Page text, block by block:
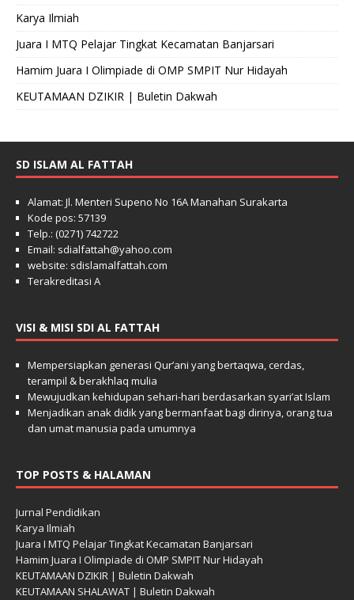
Karya Ilmiah
Juara I MTQ Pelajar Tingkat Kecamatan Banjarsari
Hamim Juara I Olimpiade di OMP SMPIT Nur Hidayah
KEUTAMAAN DZIKIR | Buletin Dakwah
SD ISLAM AL FATTAH
Alamat: Jl. Menteri Supeno No 16A Manahan Surakarta
Kode pos: 57139
Telp.: (0271) 742722
Email: sdialfattah@yahoo.com
website: sdislamalfattah.com
Terakreditasi A
VISI & MISI SDI AL FATTAH
Mempersiapkan generasi Qur’ani yang bertaqwa, cerdas,
terampil & berakhlaq mulia
Mewujudkan kehidupan sehari-hari berdasarkan syari’at Islam
Menjadikan anak didik yang bermanfaat bagi dirinya, orang tua
dan umat manusia pada umumnya
TOP POSTS & HALAMAN
Jurnal Pendidikan
Karya Ilmiah
Juara I MTQ Pelajar Tingkat Kecamatan Banjarsari
Hamim Juara I Olimpiade di OMP SMPIT Nur Hidayah
KEUTAMAAN DZIKIR | Buletin Dakwah
KEUTAMAAN SHALAWAT | Buletin Dakwah